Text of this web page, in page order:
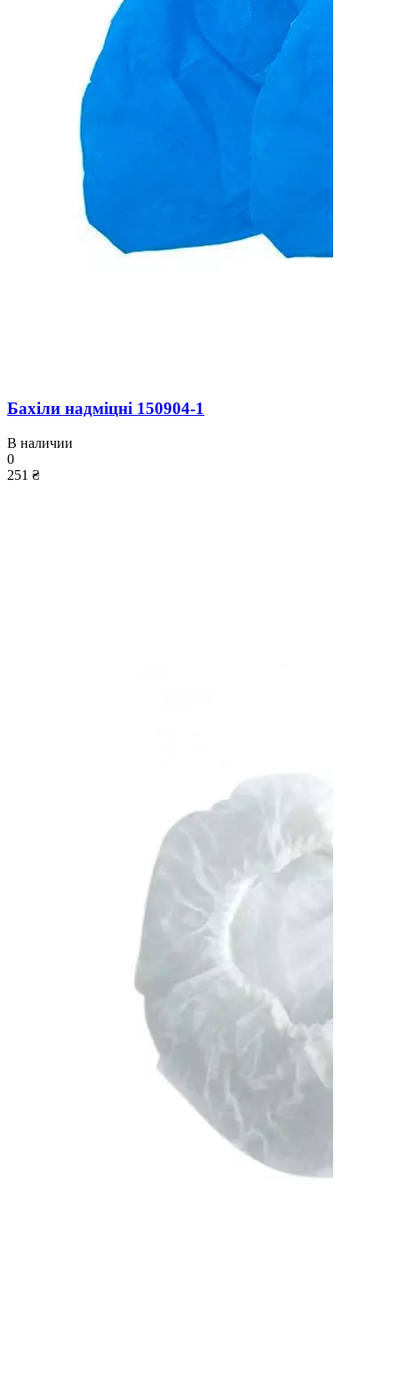
Бахіли надміцні 150904-1
В наличии
0
251 ₴